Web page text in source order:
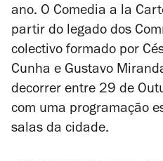
ano. O Comedia a la
partir do legado dos
colectivo formado por
Cunha e Gustavo
decorrer entre 29 de
com uma programação
salas da cidade.